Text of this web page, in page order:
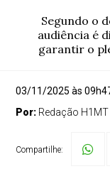
Segundo o
audiência é
garantir o
03/11/2025 às
Por: Redação H1MT
Compartilhe: